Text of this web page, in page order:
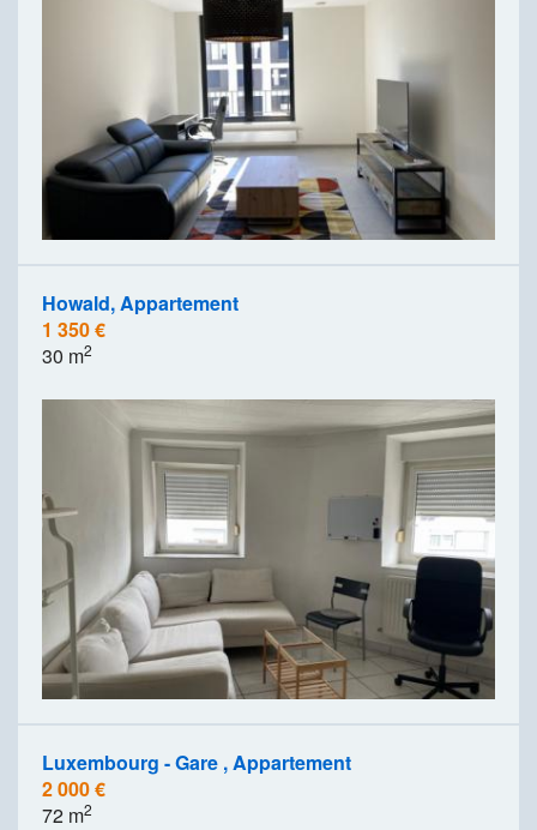
Howald, Appartement
1 350 €
30 m2
Luxembourg - Gare , Appartement
2 000 €
72 m2